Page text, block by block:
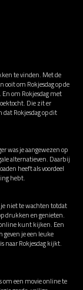
te vinden. Met de
om Rokjesdag op de
om Rokjesdag met
Die zit er
Rokjesdag op dit
was je aangewezen op
alternatieven. Daarbij
heeft als voordeel
hebt.
je niet te wachten totdat
drukken en genieten.
kunt kijken. Een
je een leuke
naar Rokjesdag kijkt.
om een movie online te